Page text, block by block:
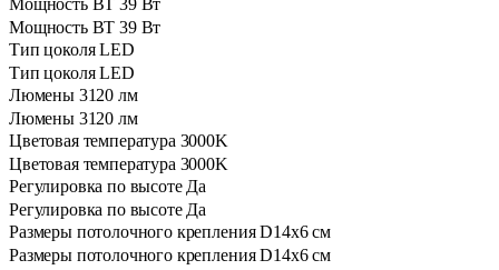
Мощность ВТ 39 Вт
Мощность ВТ 39 Вт
Тип цоколя LED
Тип цоколя LED
⁠Люмены 3120 лм
⁠Люмены 3120 лм
Цветовая температура 3000K
Цветовая температура 3000K
Регулировка по высоте Да
Регулировка по высоте Да
Размеры потолочного крепления D14х6 см
Размеры потолочного крепления D14х6 см